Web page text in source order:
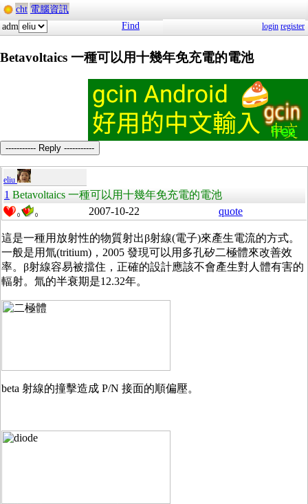
cht 電腦資訊
adm
Find login register
Betavoltaics 一種可以用十幾年免充電的電池
----------- Reply -----------
eliu
1 Betavoltaics 一種可以用十幾年免充電的電池
0 0 2007-10-22 quote
這是一種用放射性的物質射出β射線(電子)來產生電流的方式。
一般是用氚(tritium)，2005 發現可以用多孔矽二極體來改善效
率。β射線容易被擋住，正確的設計應該不會產生對人體有害的
輻射。氚的半衰期是12.32年。
beta 射線的撞擊造成 P/N 接面的順偏壓。